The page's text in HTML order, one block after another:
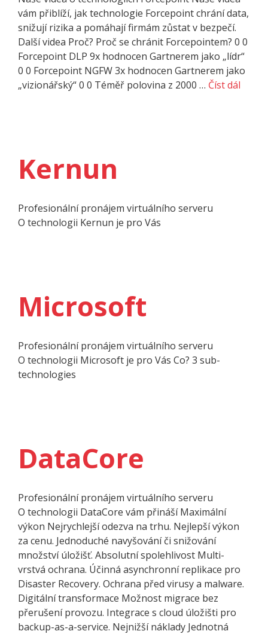
vám přiblíží, jak technologie Forcepoint chrání data,
snižují rizika a pomáhají firmám zůstat v bezpečí.
Další videa Proč? Proč se chránit Forcepointem? 0 0
Forcepoint DLP 9x hodnocen Gartnerem jako „lídr“
0 0 Forcepoint NGFW 3x hodnocen Gartnerem jako
„vizionářský“ 0 0 Téměř polovina z 2000 … Číst dál
Kernun
Profesionální pronájem virtuálního serveru
O techno­logii Kernun je pro Vás
Microsoft
Profesionální pronájem virtuálního serveru
O techno­logii Microsoft je pro Vás Co? 3 sub­
technologies
DataCore
Profesionální pronájem virtuálního serveru
O techno­logii DataCore vám přináší Maximální
výkon Nejrychlejší odezva na trhu. Nejlepší výkon
za cenu. Jednoduché navyšování či snižování
množství úložišť. Absolutní spolehlivost Multi-
vrstvá ochrana. Účinná asynchronní replikace pro
Disaster Recovery. Ochrana před virusy a malware.
Digitální transformace Možnost migrace bez
přerušení provozu. Integrace s cloud úložišti pro
backup-as-a-service. Nejnižší náklady Jednotná